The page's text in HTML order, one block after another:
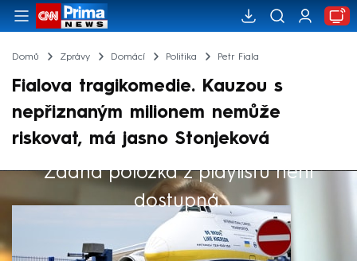
Domů Zprávy Domácí Politika Petr Fiala
Fialova tragikomedie. Kauzou s
nepřiznaným milionem nemůže
riskovat, má jasno Stonjeková
Žádná položka z playlistu není
dostupná.
Výběr redakce